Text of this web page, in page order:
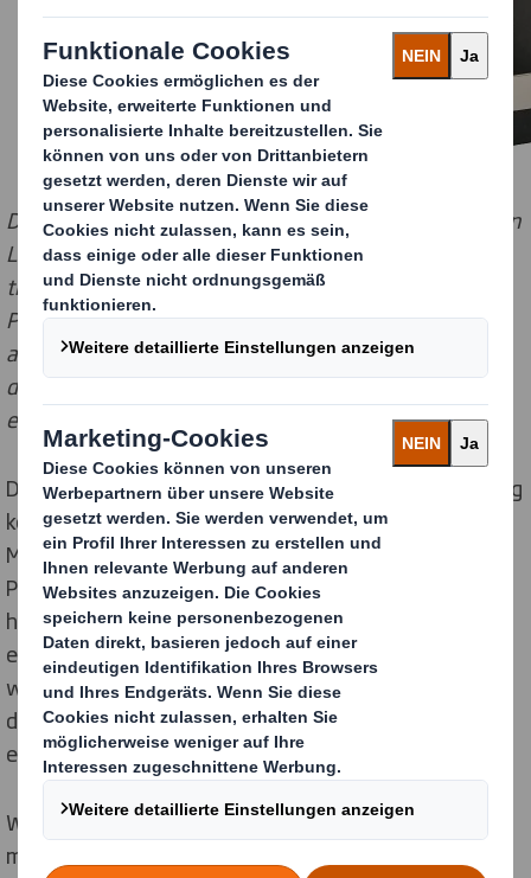
Die edle Presenter-Box von DS Smith für OSiS+ Session
Label Powder Cloud von Schwarzkopf Professional
transportiert die Markenbotschaft der
Produktinnovation perfekt an den Point of Sale. Der
außergewöhnliche optische Zoom-Effekt beim Öffnen
der Verpackung erzielte innerhalb der Friseur-Szene
ein Optimum an Aufmerksamkeit.
Die Einfachheit und Eleganz der schwarzen Verpackung
korrespondiert mit dem minimalistischen Design der
Marke und unterstreicht den Qualitätsanspruch des
Premiumprodukts. Verwendung finden nur
hochwertige, veredelte Materialien: Dezent
eingesetzte Folienprägungen in Silber setzen
wirkungsvolle Akzente auf dem makellosen Schwarz
des durchgefärbten Kartons, der keine weißen Ecken
entstehen lässt.
Wird die Verpackung geöffnet, fällt der Blick auf das
mittig im Einsatz drapierte Styling-Produkt.